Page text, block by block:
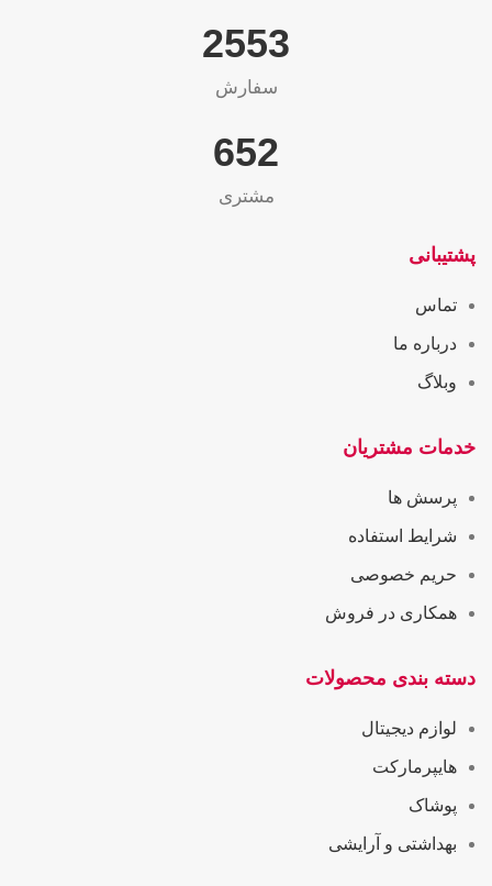
2565
سفارش
655
مشتری
پشتیبانی
تماس
درباره ما
وبلاگ
خدمات مشتریان
پرسش ها
شرایط استفاده
حریم خصوصی
همکاری در فروش
دسته بندی محصولات
لوازم دیجیتال
هایپرمارکت
پوشاک
بهداشتی و آرایشی